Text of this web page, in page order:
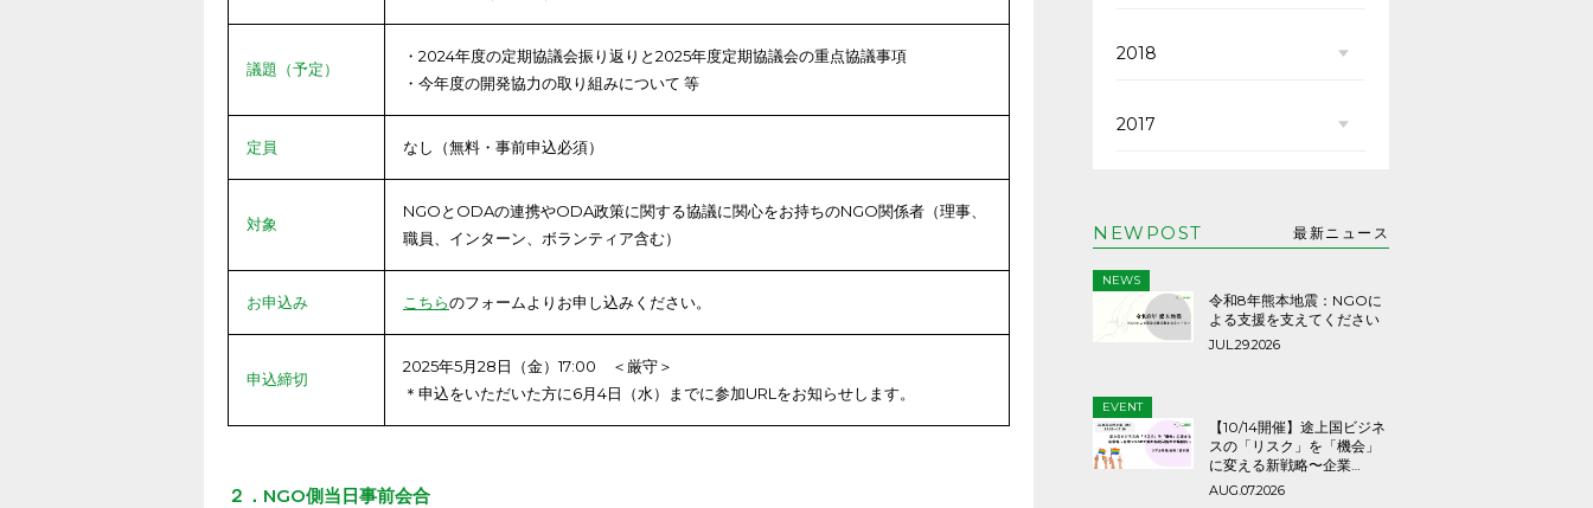
議題（予定）
・2024年度の定期協議会振り返りと2025年度定期協議会の重点協議事項
・今年度の開発協力の取り組みについて 等
定員 なし（無料・事前申込必須）
対象
NGOとODAの連携やODA政策に関する協議に関心をお持ちのNGO関係者（理事、
職員、インターン、ボランティア含む）
お申込み こちらのフォームよりお申し込みください。
申込締切
2025年5月28日（金）17:00 ＜厳守＞
＊申込をいただいた方に6月4日（水）までに参加URLをお知らせします。
２．NGO側当日事前会合
2018
2017
NEWPOST 最新ニュース
NEWS
令和8年熊本地震：NGOに
よる支援を支えてください
JUL.29.2026
EVENT
【10/14開催】途上国ビジネ
スの「リスク」を「機会」
に変える新戦略〜企業
×NGOで挑む持続可能な市
AUG.07.2026